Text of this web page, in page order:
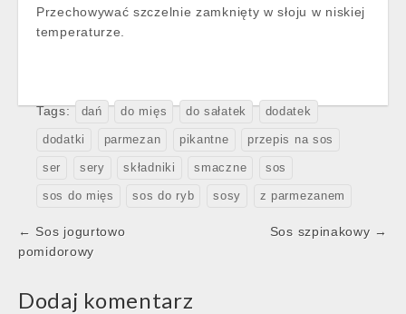
Przechowywać szczelnie zamknięty w słoju w niskiej
temperaturze.
Tags: dań do mięs do sałatek dodatek
dodatki parmezan pikantne przepis na sos
ser sery składniki smaczne sos
sos do mięs sos do ryb sosy z parmezanem
Post
navigation
← Sos jogurtowo
pomidorowy
Sos szpinakowy →
Dodaj komentarz